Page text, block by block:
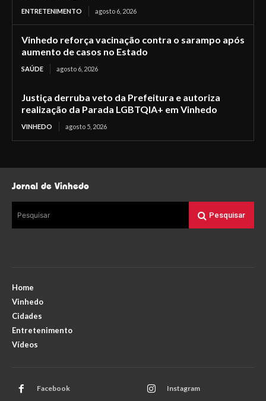
ENTRETENIMENTO agosto 6, 2026
Vinhedo reforça vacinação contra o sarampo após
aumento de casos no Estado
SAÚDE agosto 6, 2026
Justiça derruba veto da Prefeitura e autoriza
realização da Parada LGBTQIA+ em Vinhedo
VINHEDO agosto 5, 2026
Jornal de Vinhedo
Pesquisar Pesquisar
Home
Vinhedo
Cidades
Entretenimento
Vídeos
Facebook Instagram